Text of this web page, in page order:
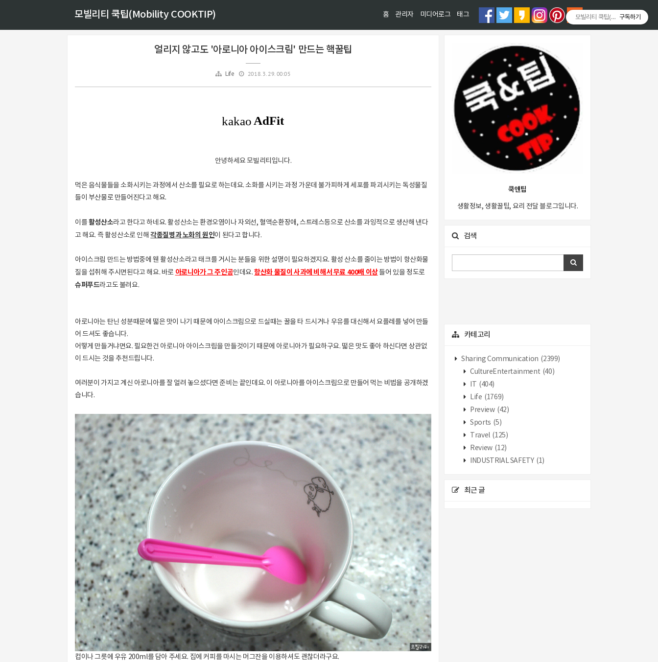
모빌리티 쿡팁(Mobility COOKTIP) 홈 관리자 미디어로그 태그
얼리지 않고도 '아로니아 아이스크림' 만드는 핵꿀팁
Life 2018. 3. 29. 00:05
안녕하세요 모빌리티입니다.
먹은 음식물들을 소화시키는과정에서 산소를 필요로 하는데요. 소화를 시키는 과정 가운데불가피하게 세포를파괴시키는 독성물질
들이 부산물로 만들어진다고 해요.
이를활성산소라고 한다고 하네요. 활성산소는 환경오염이나 자외선, 혈액순환장애, 스트레스등으로 산소를 과잉적으로 생산해 낸다
고 해요. 즉 활성산소로 인해각종질병과 노화의 원인이 된다고 합니다.
아이스크림 만드는 방법중에 웬 활성산소라고 태크를 거시는 분들을 위한 설명이 필요하겠지요. 활성 산소를 줄이는 방법이 항산화물
질을 섭취해 주시면된다고 해요. 바로 아로니아가 그 주인공인데요.항산화 물질이 사과에 비해서 무료 400배 이상들어 있을 정도로
슈퍼푸드라고도 불려요.
아로니아는 탄닌 성분때문에 떫은 맛이 나기 때문에 아이스크림으로 드실때는 꿀을 타 드시거나 우유를 대신해서 요플레를 넣어 만들
어 드셔도 좋습니다.
어떻게 만들거냐면요. 필요한건 아로니아 아이스크림을 만들것이기 때문에 아로니아가 필요하구요. 떫은 맛도 좋아 하신다면 상관없
이 드시는 것을 추천드립니다.
여러분이 가지고 계신 아로니아를 잘 얼려 놓으셨다면 준비는 끝인데요. 이 아로니아를 아이스크림으로 만들어 먹는 비법을 공개하겠
습니다.
컵이나 그릇에 우유 200ml를 담아 주세요. 집에 커피를 마시는 머그잔을 이용하셔도 괜찮더라구요.
쿡앤팁
생활정보, 생활꿀팁, 요리 전달 블로그입니다.
검색
카테고리
Sharing Communication (2399)
CultureEntertainment (40)
(404)
Life (1769)
Preview (42)
Sports (5)
Travel (125)
Review (12)
INDUSTRIAL SAFETY (1)
최근 글
티스토리툴바
모빌리티 쿡팁(Mobility
구독하기